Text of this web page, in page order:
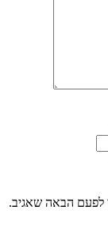
לפעם הבאה שאגיב.